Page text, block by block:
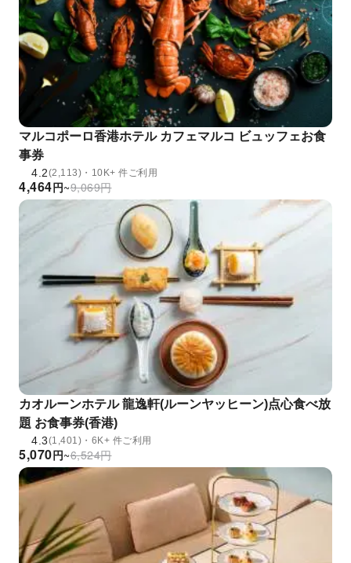
マルコポーロ香港ホテル カフェマルコ ビュッフェお食
事券
4.2(2,113)・10K+ 件ご利用
円
4,464 ~ 円
9,069
カオルーンホテル 龍逸軒(ルーンヤッヒーン)点心食べ放
題 お食事券(香港)
4.3(1,401)・6K+ 件ご利用
円
5,070 ~ 円
6,524